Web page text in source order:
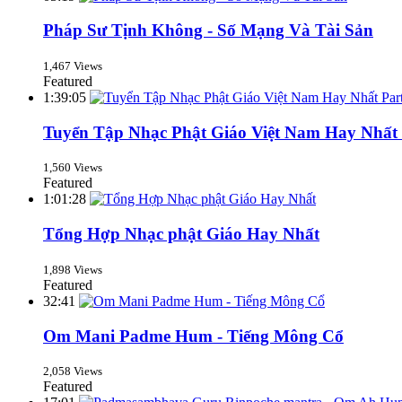
Pháp Sư Tịnh Không - Số Mạng Và Tài Sản
1,467 Views
Featured
1:39:05
Tuyển Tập Nhạc Phật Giáo Việt Nam Hay Nhất
1,560 Views
Featured
1:01:28
Tổng Hợp Nhạc phật Giáo Hay Nhất
1,898 Views
Featured
32:41
Om Mani Padme Hum - Tiếng Mông Cổ
2,058 Views
Featured